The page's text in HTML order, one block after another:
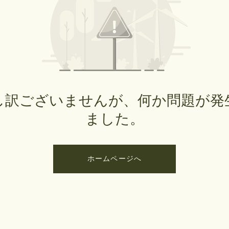
訳ございませんが、何か問題が発
ました。
ホームページへ